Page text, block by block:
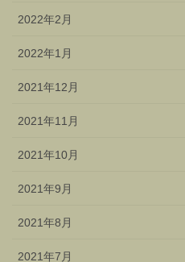
2022年2月
2022年1月
2021年12月
2021年11月
2021年10月
2021年9月
2021年8月
2021年7月